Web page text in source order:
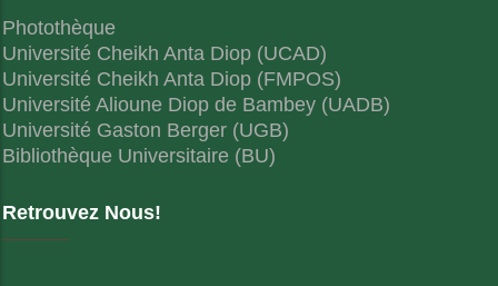
Photothèque
Université Cheikh Anta Diop (UCAD)
Université Cheikh Anta Diop (FMPOS)
Université Alioune Diop de Bambey (UADB)
Université Gaston Berger (UGB)
Bibliothèque Universitaire (BU)
Retrouvez Nous!